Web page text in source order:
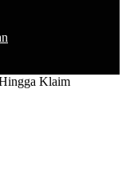
Klaim